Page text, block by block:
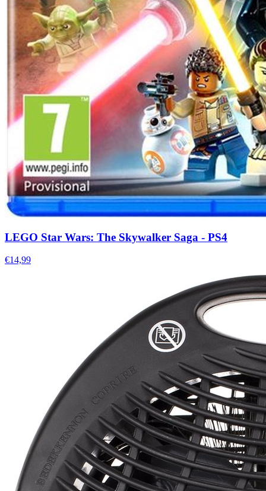
LEGO Star Wars: The Skywalker Saga - PS4
€14,99